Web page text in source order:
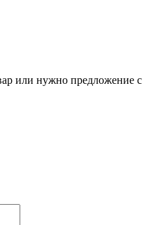
или нужно предложение с